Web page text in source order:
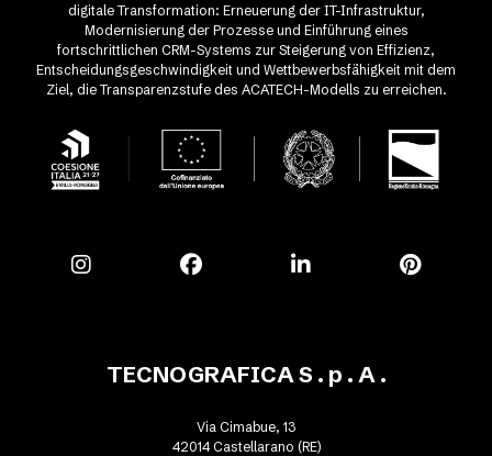
digitale Transformation: Erneuerung der IT-Infrastruktur,
Modernisierung der Prozesse und Einführung eines
fortschrittlichen CRM-Systems zur Steigerung von Effizienz,
Entscheidungsgeschwindigkeit und Wettbewerbsfähigkeit mit dem
Ziel, die Transparenzstufe des ACATECH-Modells zu erreichen.
TECNOGRAFICA S . p . A .
Via Cimabue, 13
42014 Castellarano (RE)